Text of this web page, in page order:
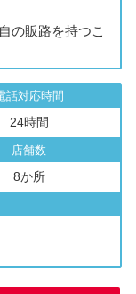
の販路を持つこ
話対応時間
24時間
店舗数
8か所